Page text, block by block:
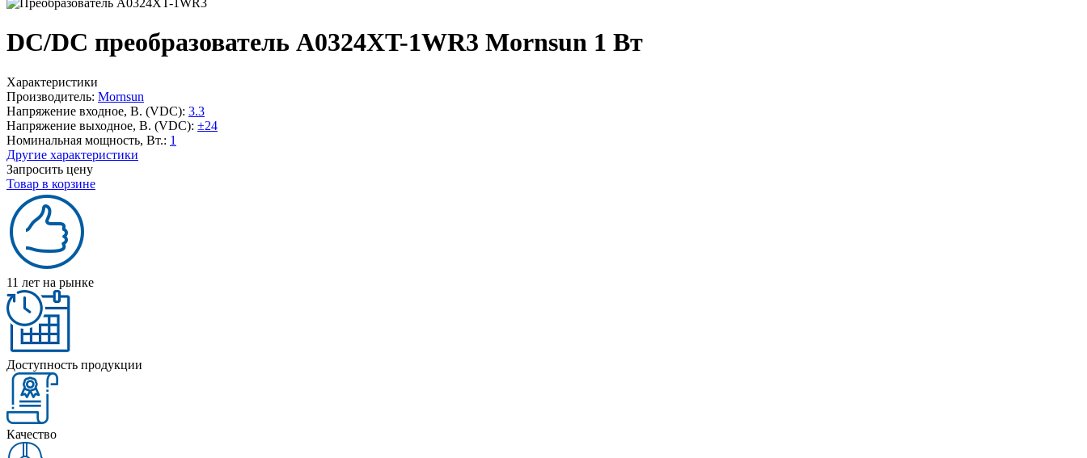
DC/DC преобразователь A0324XT-1WR3 Mornsun 1 Вт
Характеристики
Производитель: Mornsun
Напряжение входное, В. (VDC): 3.3
Напряжение выходное, В. (VDC): ±24
Номинальная мощность, Вт.: 1
Другие характеристики
Запросить цену
Товар в корзине
11 лет на рынке
Доступность продукции
Качество